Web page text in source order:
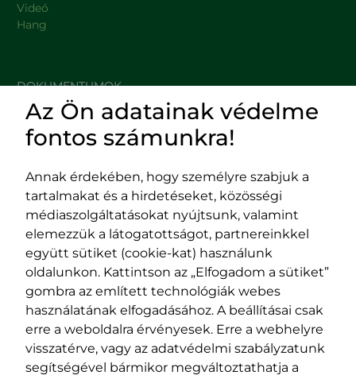
Videó
Hang
DOKUMENTUMOK
HASZNOS LINKEK
Impresszum
Adatvédelmi szabályzat
EPP program
400029 Kolozsvár,
Fürdő (Card. Iuliu Hossu) utca, 41.
szám
tel/fax:0723 250 321
email:office@rmdsz.ro
400489 Kolozsvár,
Majális utca, 60.
szám
tel/fax:0264 590 758
email:
office@rmdsz.ro
Az Ön adatainak védelme
fontos számunkra!
Annak érdekében, hogy személyre szabjuk a
tartalmakat és a hirdetéseket, közösségi
médiaszolgáltatásokat nyújtsunk, valamint
elemezzük a látogatottságot, partnereinkkel
együtt sütiket (cookie-kat) használunk
oldalunkon. Kattintson az „Elfogadom a sütiket”
gombra az említett technológiák webes
használatának elfogadásához. A beállításai csak
erre a weboldalra érvényesek. Erre a webhelyre
visszatérve, vagy az adatvédelmi szabályzatunk
segítségével bármikor megváltoztathatja a